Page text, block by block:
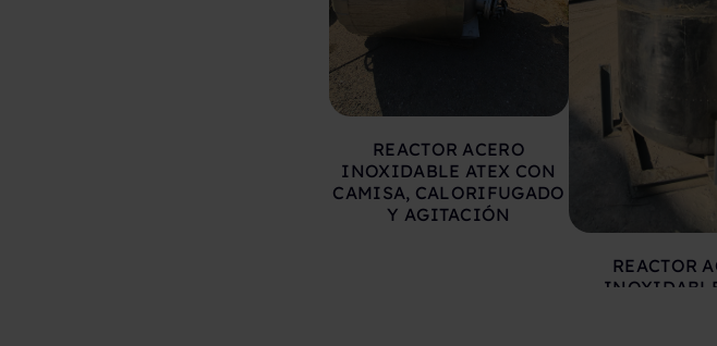
REACTOR ACERO
INOXIDABLE ATEX CON
CAMISA, CALORIFUGADO
Y AGITACIÓN
REACTOR